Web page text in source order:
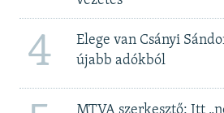
4
Elege van Csányi
újabb adókból